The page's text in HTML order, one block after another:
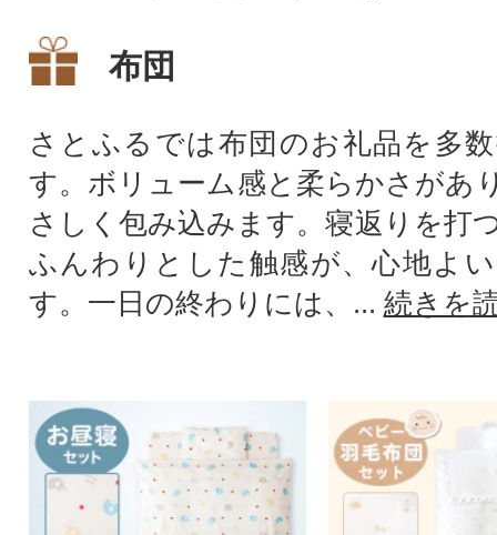
布団
さとふるでは布団のお礼品を多
す。ボリューム感と柔らかさがあ
さしく包み込みます。寝返りを打
ふんわりとした触感が、心地よ
す。一日の終わりには、... 続きを